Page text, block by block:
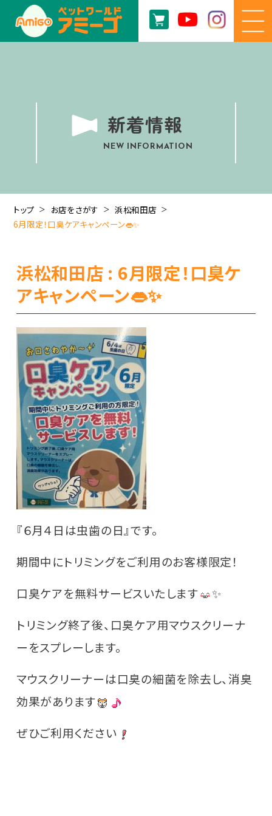
新着情報
NEW INFORMATION
トップ お店をさがす
浜松和田店
6月限定！口臭ケアキャンペーン👄✨
浜松和田店 : 6月限定！口臭ケ
アキャンペーン👄✨
『６月４日は虫歯の日』です。
期間中にトリミングをご利用のお客様限定！
口臭ケアを無料サービスいたします
✨
トリミング終了後、口臭ケア用マウスクリーナ
ーをスプレーします。
マウスクリーナーは口臭の細菌を除去し、消臭
効果があります
ぜひご利用ください